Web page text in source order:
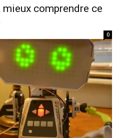
comprendre ce
0